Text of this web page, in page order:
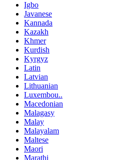
Igbo
Javanese
Kannada
Kazakh
Khmer
Kurdish
Kyrgyz
Latin
Latvian
Lithuanian
Luxembou..
Macedonian
Malagasy
Malay
Malayalam
Maltese
Maori
Marathi